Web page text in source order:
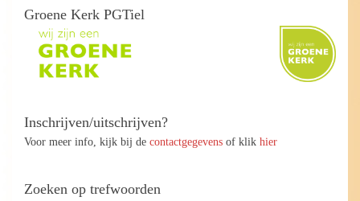
Groene Kerk PGTiel
Inschrijven/uitschrijven?
Voor meer info, kijk bij de contactgegevens of klik hier
Zoeken op trefwoorden